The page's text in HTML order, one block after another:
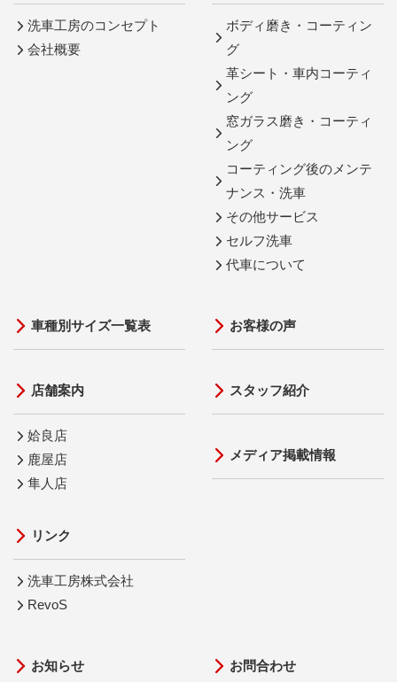
洗車工房のコンセプト
会社概要
ボディ磨き・コーティン
グ
革シート・車内コーティ
ング
窓ガラス磨き・コーティ
ング
コーティング後のメンテ
ナンス・洗車
その他サービス
セルフ洗車
代車について
車種別サイズ一覧表
店舗案内
姶良店
鹿屋店
隼人店
リンク
洗車工房株式会社
RevoS
お客様の声
スタッフ紹介
メディア掲載情報
お知らせ お問合わせ